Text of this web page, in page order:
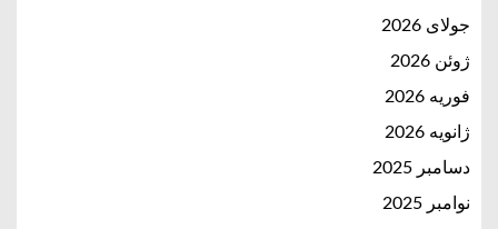
جولای 2026
ژوئن 2026
فوریه 2026
ژانویه 2026
دسامبر 2025
نوامبر 2025